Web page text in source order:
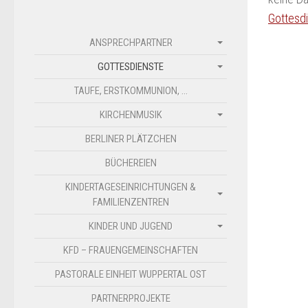
ANSPRECHPARTNER
GOTTESDIENSTE
TAUFE, ERSTKOMMUNION, …
KIRCHENMUSIK
BERLINER PLÄTZCHEN
BÜCHEREIEN
KINDERTAGESEINRICHTUNGEN &
FAMILIENZENTREN
KINDER UND JUGEND
KFD – FRAUENGEMEINSCHAFTEN
PASTORALE EINHEIT WUPPERTAL OST
PARTNERPROJEKTE